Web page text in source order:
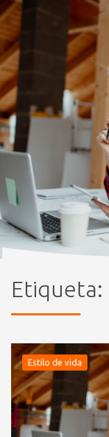
Etiqueta:
Estilo de vida